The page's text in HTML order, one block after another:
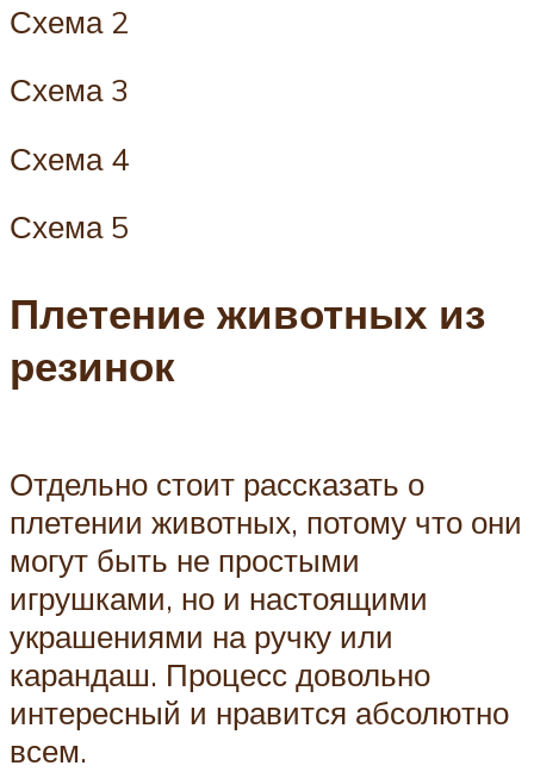
Схема 2
Схема 3
Схема 4
Схема 5
Плетение животных из
резинок
Отдельно стоит рассказать о
плетении животных, потому что они
могут быть не простыми
игрушками, но и настоящими
украшениями на ручку или
карандаш. Процесс довольно
интересный и нравится абсолютно
всем.